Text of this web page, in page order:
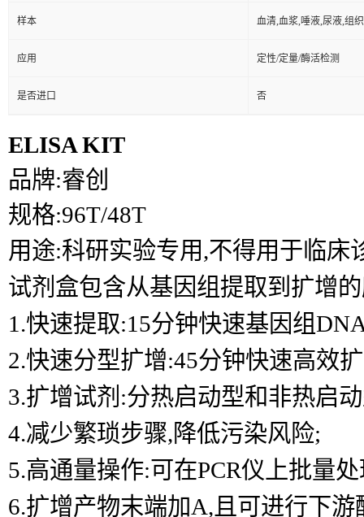
样本 血清,血浆,唾液,尿液,组
应用 定性/定量/酶活检测
是否进口 否
ELISA KIT
品牌:睿创
规格:96T/48T
用途:科研实验专用,不得用于临床
试剂盒包含从基因组提取到扩增
1.快速提取:15分钟快速基因组
2.快速分型扩增:45分钟快速高效
3.扩增试剂:分热启动型和非热启
4.减少繁琐步骤,降低污染风险;
5.高通量操作:可在PCR仪上批量
6.扩增产物末端加A,且可进行下